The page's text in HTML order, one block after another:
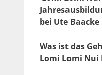
bei Ute Baacke
Was ist das
Lomi Lomi Nui